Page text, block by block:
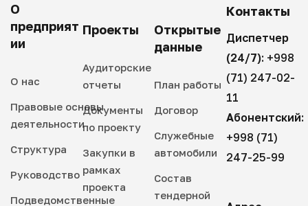
О
предприят
ии
О нас
Правовые основы
деятельности
Структура
Руководство
Подведомственные
Проекты
Аудиторские
отчеты
Документы
по проекту
Закупки в
рамках
проекта
Открытые
данные
План работы
Договор
Служебные
автомобили
Состав
тендерной
Контакты
Диспетчер
(24/7): +998
(71) 247-02-
11
Абонентский:
+998 (71)
247-25-99